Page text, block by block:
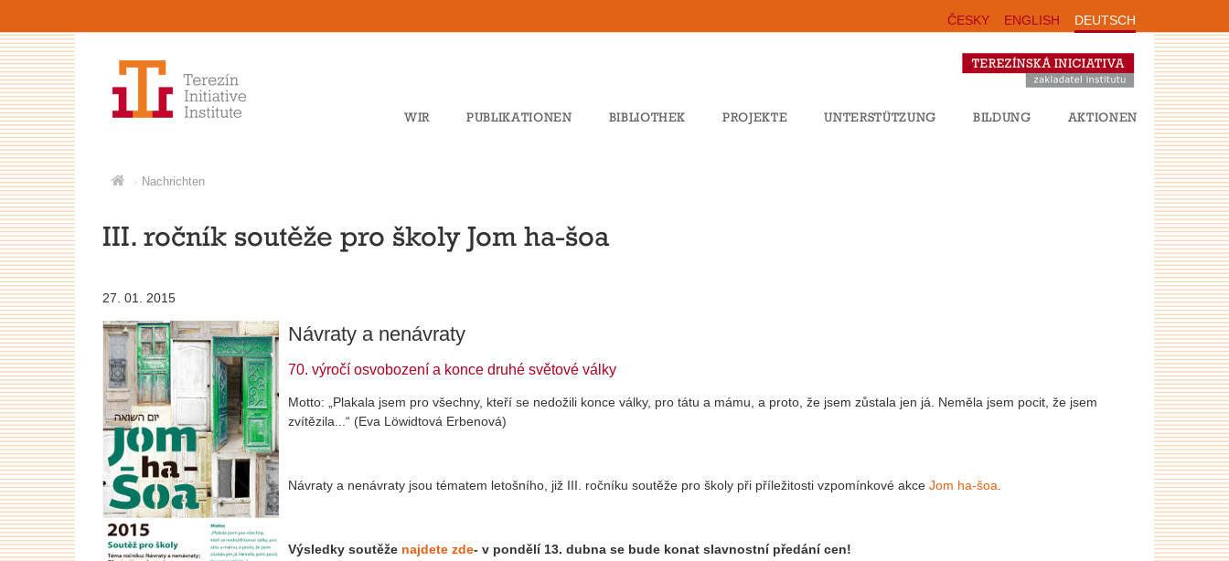
WIR PUBLIKATIONEN BIBLIOTHEK PROJEKTE UNTERSTÜTZUNG BILDUNG AKTIONEN
ČESKY ENGLISH DEUTSCH
Nachrichten
III. ročník soutěže pro školy Jom ha-šoa
27. 01. 2015
Návraty a nenávraty
70. výročí osvobození a konce druhé světové války
Motto: „Plakala jsem pro všechny, kteří se nedožili konce války, pro tátu a mámu, a proto, že jsem zůstala jen já. Neměla jsem pocit, že jsem
zvítězila...“ (Eva Löwidtová Erbenová)
Návraty a nenávraty jsou tématem letošního, již III. ročníku soutěže pro školy při příležitosti vzpomínkové akce Jom ha-šoa
Výsledky soutěže najdete zde- v pondělí 13. dubna se bude konat slavnostní předání cen!